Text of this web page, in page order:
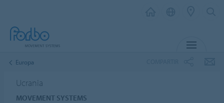
Europa
Ucrania
MOVEMENT SYSTEMS